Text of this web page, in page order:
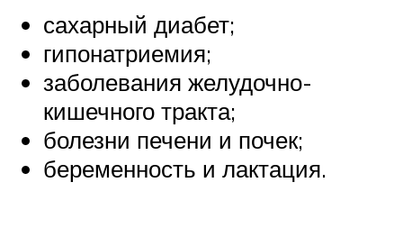
сахарный диабет;
гипонатриемия;
заболевания желудочно-
кишечного тракта;
болезни печени и почек;
беременность и лактация.